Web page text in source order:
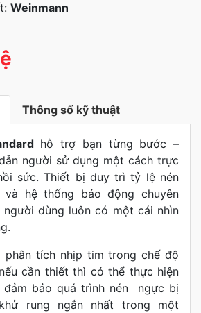
Weinmann
Thông số kỹ thuật
hỗ trợ bạn từng bước –
người sử dụng một cách trực
sức. Thiết bị duy trì tỷ lệ nén
và hệ thống báo động chuyên
người dùng luôn có một cái nhìn
tích nhịp tim trong chế độ
cần thiết thì có thể thực hiện
bảo quá trình nén ngực bị
rung ngắn nhất trong một